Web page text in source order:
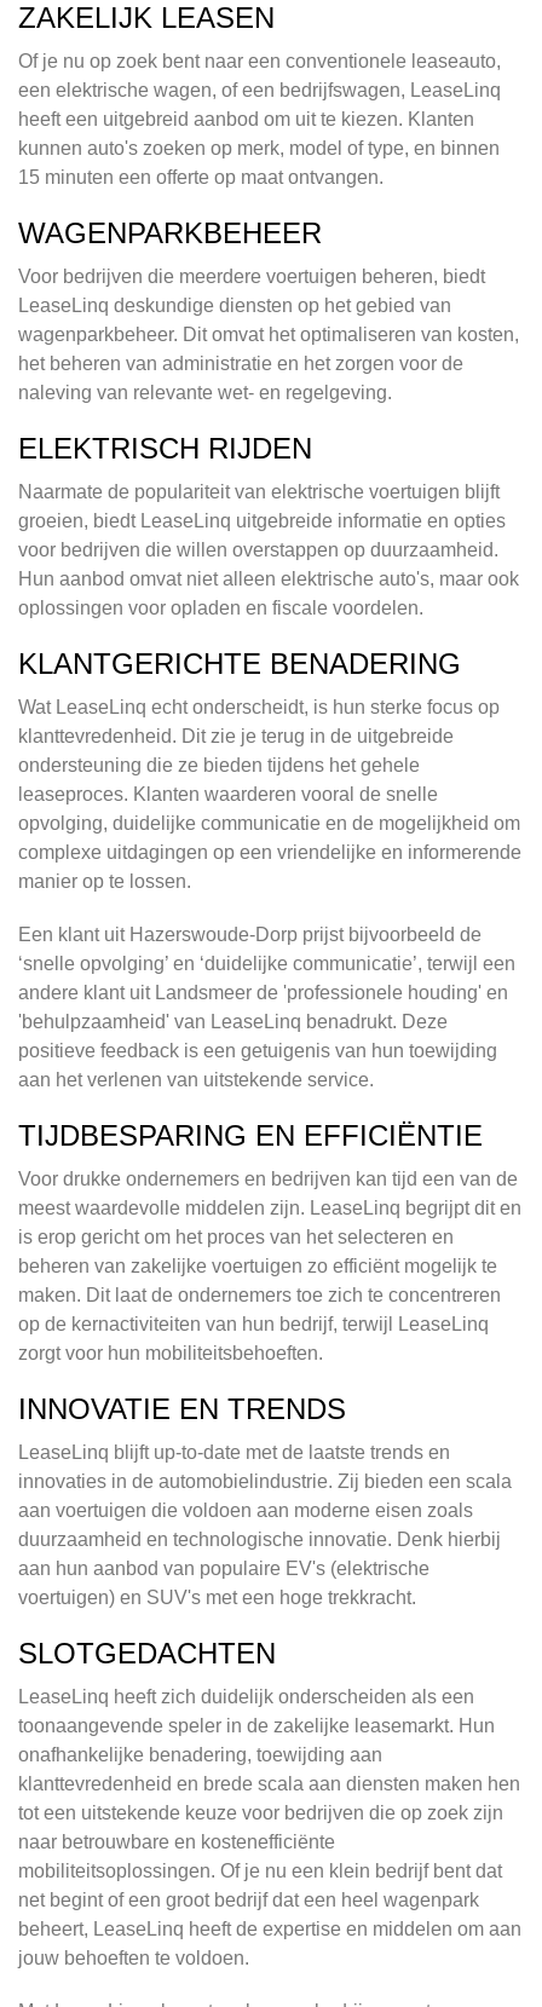
ZAKELIJK LEASEN
Of je nu op zoek bent naar een conventionele leaseauto,
een elektrische wagen, of een bedrijfswagen, LeaseLinq
heeft een uitgebreid aanbod om uit te kiezen. Klanten
kunnen auto's zoeken op merk, model of type, en binnen
15 minuten een offerte op maat ontvangen.
WAGENPARKBEHEER
Voor bedrijven die meerdere voertuigen beheren, biedt
LeaseLinq deskundige diensten op het gebied van
wagenparkbeheer. Dit omvat het optimaliseren van kosten,
het beheren van administratie en het zorgen voor de
naleving van relevante wet- en regelgeving.
ELEKTRISCH RIJDEN
Naarmate de populariteit van elektrische voertuigen blijft
groeien, biedt LeaseLinq uitgebreide informatie en opties
voor bedrijven die willen overstappen op duurzaamheid.
Hun aanbod omvat niet alleen elektrische auto's, maar ook
oplossingen voor opladen en fiscale voordelen.
KLANTGERICHTE BENADERING
Wat LeaseLinq echt onderscheidt, is hun sterke focus op
klanttevredenheid. Dit zie je terug in de uitgebreide
ondersteuning die ze bieden tijdens het gehele
leaseproces. Klanten waarderen vooral de snelle
opvolging, duidelijke communicatie en de mogelijkheid om
complexe uitdagingen op een vriendelijke en informerende
manier op te lossen.
Een klant uit Hazerswoude-Dorp prijst bijvoorbeeld de
‘snelle opvolging’ en ‘duidelijke communicatie’, terwijl een
andere klant uit Landsmeer de 'professionele houding' en
'behulpzaamheid' van LeaseLinq benadrukt. Deze
positieve feedback is een getuigenis van hun toewijding
aan het verlenen van uitstekende service.
TIJDBESPARING EN EFFICIËNTIE
Voor drukke ondernemers en bedrijven kan tijd een van de
meest waardevolle middelen zijn. LeaseLinq begrijpt dit en
is erop gericht om het proces van het selecteren en
beheren van zakelijke voertuigen zo efficiënt mogelijk te
maken. Dit laat de ondernemers toe zich te concentreren
op de kernactiviteiten van hun bedrijf, terwijl LeaseLinq
zorgt voor hun mobiliteitsbehoeften.
INNOVATIE EN TRENDS
LeaseLinq blijft up-to-date met de laatste trends en
innovaties in de automobielindustrie. Zij bieden een scala
aan voertuigen die voldoen aan moderne eisen zoals
duurzaamheid en technologische innovatie. Denk hierbij
aan hun aanbod van populaire EV's (elektrische
voertuigen) en SUV's met een hoge trekkracht.
SLOTGEDACHTEN
LeaseLinq heeft zich duidelijk onderscheiden als een
toonaangevende speler in de zakelijke leasemarkt. Hun
onafhankelijke benadering, toewijding aan
klanttevredenheid en brede scala aan diensten maken hen
tot een uitstekende keuze voor bedrijven die op zoek zijn
naar betrouwbare en kostenefficiënte
mobiliteitsoplossingen. Of je nu een klein bedrijf bent dat
net begint of een groot bedrijf dat een heel wagenpark
beheert, LeaseLinq heeft de expertise en middelen om aan
jouw behoeften te voldoen.